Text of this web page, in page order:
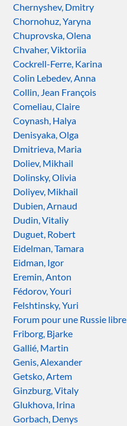
Chernyshev, Dmitry
Chornohuz, Yaryna
Chuprovska, Olena
Chvaher, Viktoriia
Cockrell-Ferre, Karina
Colin Lebedev, Anna
Collin, Jean François
Comeliau, Claire
Coynash, Halya
Denisyaka, Olga
Dmitrieva, Maria
Doliev, Mikhail
Dolinsky, Olivia
Doliyev, Mikhail
Dubien, Arnaud
Dudin, Vitaliy
Duguet, Robert
Eidelman, Tamara
Eidman, Igor
Eremin, Anton
Fédorov, Youri
Felshtinsky, Yuri
Forum pour une Russie libre
Friborg, Bjarke
Gallié, Martin
Genis, Alexander
Getsko, Artem
Ginzburg, Vitaly
Glukhova, Irina
Gorbach, Denys